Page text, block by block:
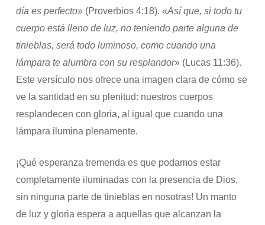
día es perfecto» (Proverbios 4:18). «Así que, si todo tu
cuerpo está lleno de luz, no teniendo parte alguna de
tinieblas, será todo luminoso, como cuando una
lámpara te alumbra con su resplandor» (Lucas 11:36).
Este versículo nos ofrece una imagen clara de cómo se
ve la santidad en su plenitud: nuestros cuerpos
resplandecen con gloria, al igual que cuando una
lámpara ilumina plenamente.
¡Qué esperanza tremenda es que podamos estar
completamente iluminadas con la presencia de Dios,
sin ninguna parte de tinieblas en nosotras! Un manto
de luz y gloria espera a aquellas que alcanzan la